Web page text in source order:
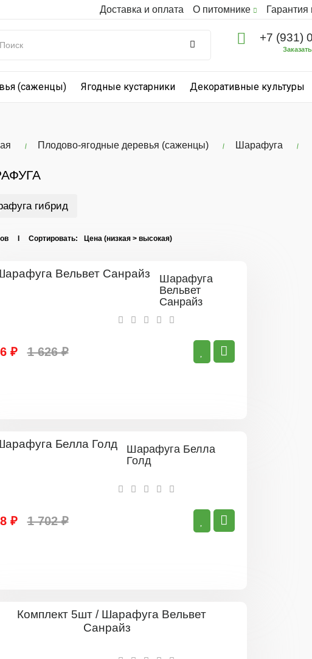
Доставка и оплата О питомнике Гарантия
+7 (931)
(саженцы) Ягодные кустарники Декоративные культуры
Плодово-ягодные деревья (саженцы) Шарафуга
гибрид
I Сортировать:
Шарафуга
Вельвет
Санрайз
₽ 1 626 ₽
Шарафуга Белла
Голд
₽ 1 702 ₽